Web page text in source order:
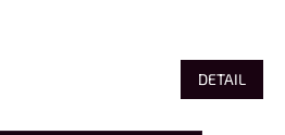
DETAIL